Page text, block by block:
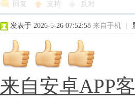
回复 支持 反对
发表于 2026-5-26 07:52:58 来自手机
来自安卓APP